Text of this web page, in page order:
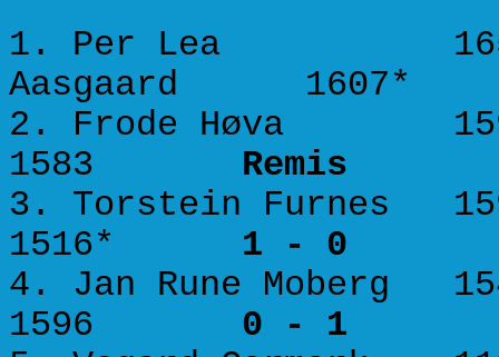
1. Per Lea 1655
Aasgaard
2. Frode Høva
1583 Remis
3. Torstein Furnes
1516* 1 - 0
4. Jan Rune Moberg
1596
0 - 1